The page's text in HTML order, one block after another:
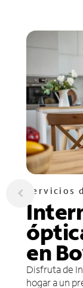
Servicios
en
Disfruta de
hogar a un